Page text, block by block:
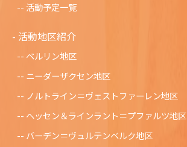
活動予定一覧
活動地区紹介
ベルリン地区
ニーダーザクセン地区
ノルトライン＝ヴェストファーレン地区
ヘッセン＆ラインラント＝プファルツ地区
バーデン＝ヴュルテンベルク地区